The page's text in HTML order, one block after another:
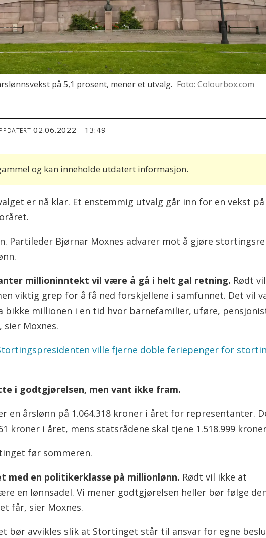
på 5,1 prosent, mener et utvalg. Foto: Colourbox.com
02.06.2022 - 13:49
og kan inneholde utdatert informasjon.
er nå klar. Et enstemmig utvalg går inn for en vekst
Partileder Bjørnar Moxnes advarer mot å gjøre
millioninntekt vil være å gå i helt gal retning. Rødt
viktig grep for å få ned forskjellene i samfunnet. Det vil
millionen i en tid hvor barnefamilier, uføre,
Moxnes.
ville fjerne doble feriepenger for
i godtgjørelsen, men vant ikke fram.
en årslønn på 1.064.318 kroner i året for representanter.
kroner i året, mens statsrådene skal tjene 1.518.999
før sommeren.
med en politikerklasse på millionlønn. Rødt vil ikke at
en lønnsadel. Vi mener godtgjørelsen heller bør følge
får, sier Moxnes.
bør avvikles slik at Stortinget står til ansvar for egne